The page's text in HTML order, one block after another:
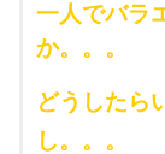
一人でバラ
か。。。
どうしたら
し。。。